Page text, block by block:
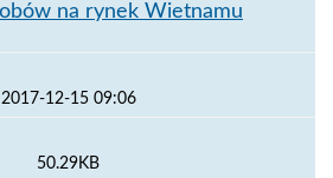
na rynek Wietnamu
2017-12-15 09:06
50.29KB